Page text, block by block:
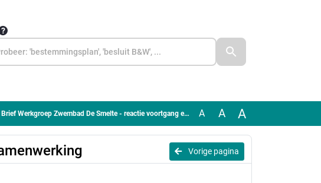
Brief Werkgroep Zwembad De Smelte - reactie voortgang en samenwerking A A A
Vorige pagina